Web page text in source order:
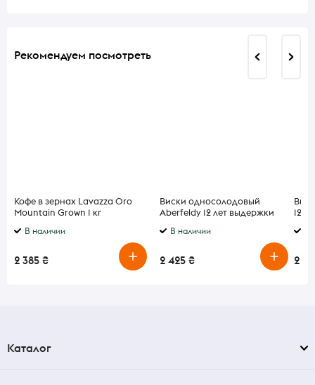
Рекомендуем посмотреть
Кофе в зернах Lavazza Oro
Mountain Grown 1 кг
В наличии
2 385 ₴
Виски односолодовый
Aberfeldy 12 лет выдержки
В наличии
2 425 ₴
12
2
Каталог